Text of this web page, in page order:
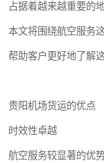
占据着越来越重要的地
本文将围绕航空服务
帮助客户更好地了解
贵阳机场货运的优点
时效性卓越
航空服务较显著的优